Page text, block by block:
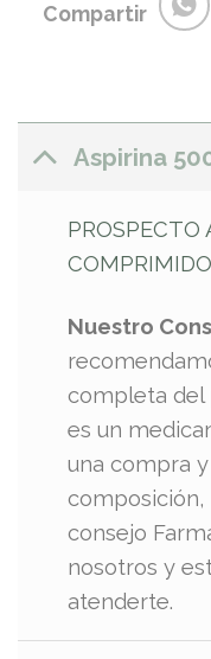
Compartir
Aspirina
PROSPECTO
Nuestro
completa del
es un
una compra
consejo
nosotros y
atenderte.